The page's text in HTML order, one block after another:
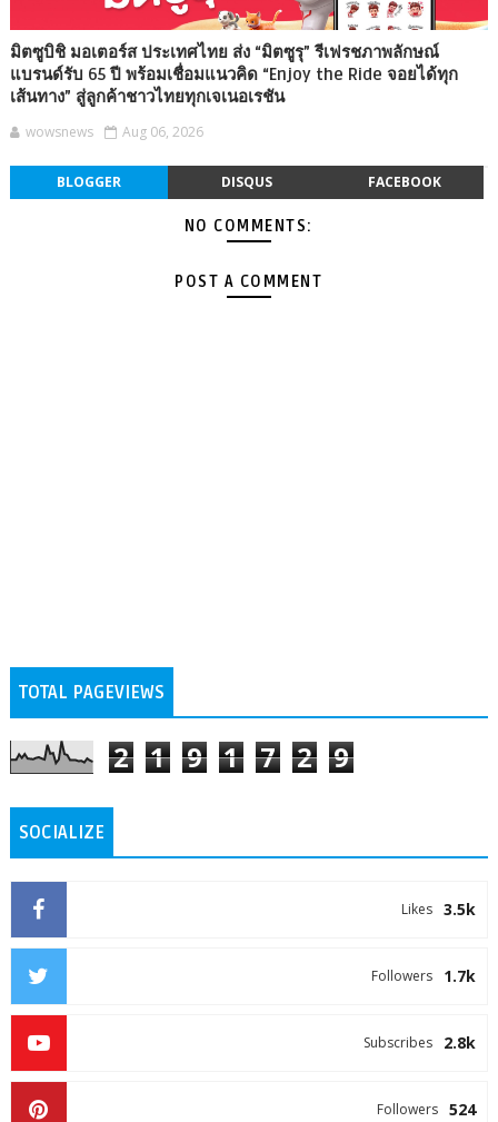
มิตซูบิชิ มอเตอร์ส ประเทศไทย ส่ง “มิตซูรุ” รีเฟรชภาพลักษณ์
แบรนด์รับ 65 ปี พร้อมเชื่อมแนวคิด “Enjoy the Ride จอยได้ทุก
เส้นทาง” สู่ลูกค้าชาวไทยทุกเจเนอเรชัน
wowsnews Aug 06, 2026
BLOGGER DISQUS FACEBOOK
NO COMMENTS:
POST A COMMENT
TOTAL PAGEVIEWS
2 1 9 1 7 2 9
SOCIALIZE
3.5k
Likes
1.7k
Followers
2.8k
Subscribes
524
Followers